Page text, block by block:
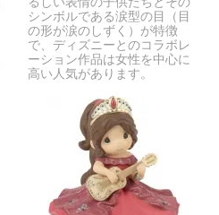
シンボルである涙型の目（目
の形が涙のしずく）が特徴
で、ディズニーとのコラボレ
ーション作品は女性を中心に
高い人気があります。